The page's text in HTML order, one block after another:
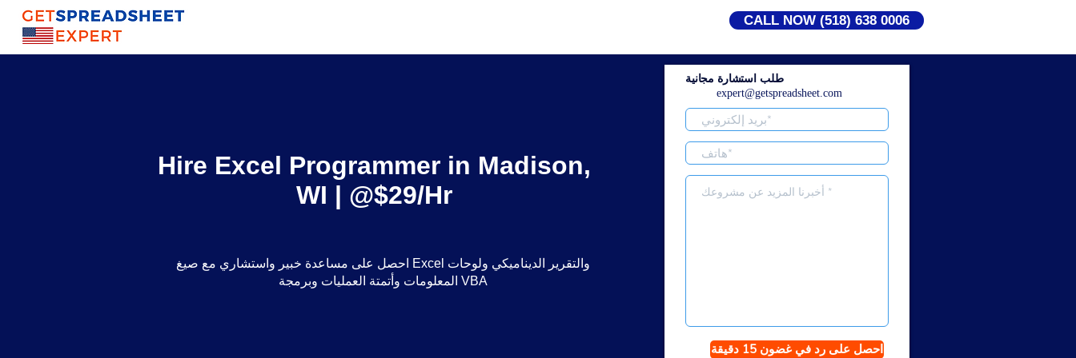
CALL NOW (518) 638 0006
Hire Excel Programmer in Madison,
WI | @$29/Hr
احصل على مساعدة خبير واستشاري مع صيغ Excel والتقرير الديناميكي ولوحات
المعلومات وأتمتة العمليات وبرمجة VBA
طلب استشارة مجانية
expert@getspreadsheet.com
احصل على رد في غضون 15 دقيقة